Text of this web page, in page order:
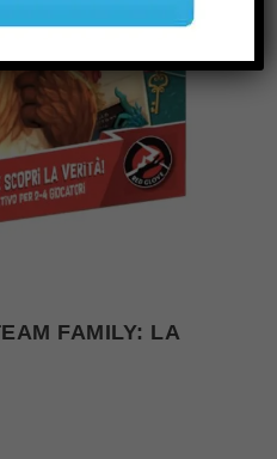
FAMILY: LA